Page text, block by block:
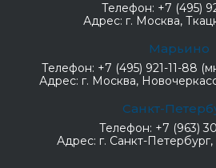
Телефон: +7 (495)
Адрес: г. Москва,
Марьино
Телефон: +7 (495) 921-11-88
Адрес: г. Москва,
Санкт-
Телефон: +7 (963)
Адрес: г. Санкт-